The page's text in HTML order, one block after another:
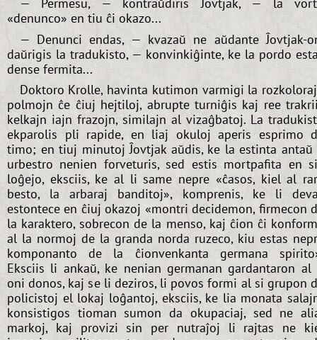
«denunco» en tiu ĉi okazo...
— Denunci endas, — kvazaŭ ne aŭdante Ĵovtjak-
daŭrigis la tradukisto, — konvinkiĝinte, ke la pordo
dense fermita...
Doktoro Krolle, havinta kutimon varmigi la
polmojn ĉe ĉiuj hejtiloj, abrupte turniĝis kaj ree
kelkajn iajn frazojn, similajn al vizaĝbatoj. La
ekparolis pli rapide, en liaj okuloj aperis esprimo
timo; en tiuj minutoj Ĵovtjak aŭdis, ke la estinta
urbestro nenien forveturis, sed estis mortpafita en
loĝejo, eksciis, ke al li same nepre «ĉasos, kiel al
besto, la arbaraj banditoj», komprenis, ke li
estontece en ĉiuj okazoj «montri decidemon, firmecon
la karaktero, sobrecon de la menso, kaj ĉion ĉi
al la normoj de la granda norda ruzeco, kiu estas
komponanto de la ĉionvenkanta germana
Eksciis li ankaŭ, ke nenian germanan gardantaron
oni donos, kaj se li deziros, li povos formi al si grupon
policistoj el lokaj loĝantoj, eksciis, ke lia monata
konsistigos tioman sumon da okupaciaj, sed ne
markoj, kaj provizi sin per nutraĵoj li rajtas ne